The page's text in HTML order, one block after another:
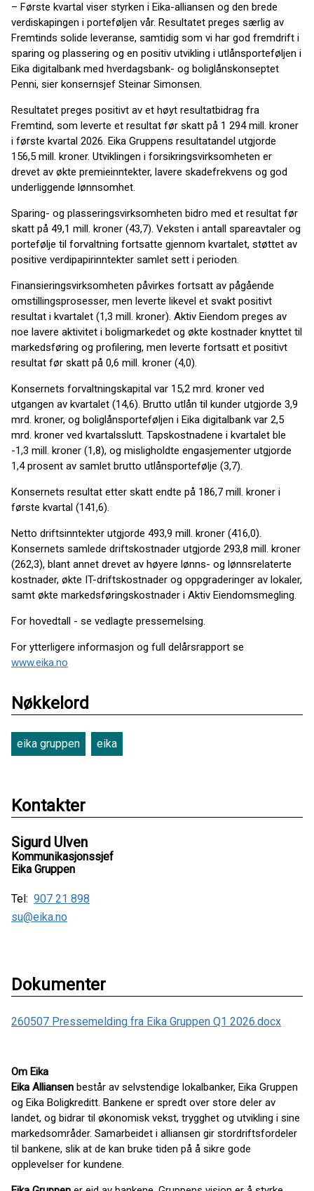
– Første kvartal viser styrken i Eika-alliansen og den brede
verdiskapingen i porteføljen vår. Resultatet preges særlig av
Fremtinds solide leveranse, samtidig som vi har god fremdrift i
sparing og plassering og en positiv utvikling i utlånsporteføljen i
Eika digitalbank med hverdagsbank- og boliglånskonseptet
Penni, sier konsernsjef Steinar Simonsen.
Resultatet preges positivt av et høyt resultatbidrag fra
Fremtind, som leverte et resultat før skatt på 1 294 mill. kroner
i første kvartal 2026. Eika Gruppens resultatandel utgjorde
156,5 mill. kroner. Utviklingen i forsikringsvirksomheten er
drevet av økte premieinntekter, lavere skadefrekvens og god
underliggende lønnsomhet.
Sparing- og plasseringsvirksomheten bidro med et resultat før
skatt på 49,1 mill. kroner (43,7). Veksten i antall spareavtaler og
portefølje til forvaltning fortsatte gjennom kvartalet, støttet av
positive verdipapirinntekter samlet sett i perioden.
Finansieringsvirksomheten påvirkes fortsatt av pågående
omstillingsprosesser, men leverte likevel et svakt positivt
resultat i kvartalet (1,3 mill. kroner). Aktiv Eiendom preges av
noe lavere aktivitet i boligmarkedet og økte kostnader knyttet til
markedsføring og profilering, men leverte fortsatt et positivt
resultat før skatt på 0,6 mill. kroner (4,0).
Konsernets forvaltningskapital var 15,2 mrd. kroner ved
utgangen av kvartalet (14,6). Brutto utlån til kunder utgjorde 3,9
mrd. kroner, og boliglånsporteføljen i Eika digitalbank var 2,5
mrd. kroner ved kvartalsslutt. Tapskostnadene i kvartalet ble
-1,3 mill. kroner (1,8), og misligholdte engasjementer utgjorde
1,4 prosent av samlet brutto utlånsportefølje (3,7).
Konsernets resultat etter skatt endte på 186,7 mill. kroner i
første kvartal (141,6).
Netto driftsinntekter utgjorde 493,9 mill. kroner (416,0).
Konsernets samlede driftskostnader utgjorde 293,8 mill. kroner
(262,3), blant annet drevet av høyere lønns- og lønnsrelaterte
kostnader, økte IT-driftskostnader og oppgraderinger av lokaler,
samt økte markedsføringskostnader i Aktiv Eiendomsmegling.
For hovedtall - se vedlagte pressemelsing.
For ytterligere informasjon og full delårsrapport se
www.eika.no
Nøkkelord
eika gruppen eika
Kontakter
Sigurd Ulven
Kommunikasjonssjef
Eika Gruppen
Tel: 907 21 898
su@eika.no
Dokumenter
260507 Pressemelding fra Eika Gruppen Q1 2026.docx
Om Eika
Eika Alliansen består av selvstendige lokalbanker, Eika Gruppen
og Eika Boligkreditt. Bankene er spredt over store deler av
landet, og bidrar til økonomisk vekst, trygghet og utvikling i sine
markedsområder. Samarbeidet i alliansen gir stordriftsfordeler
til bankene, slik at de kan bruke tiden på å sikre gode
opplevelser for kundene.